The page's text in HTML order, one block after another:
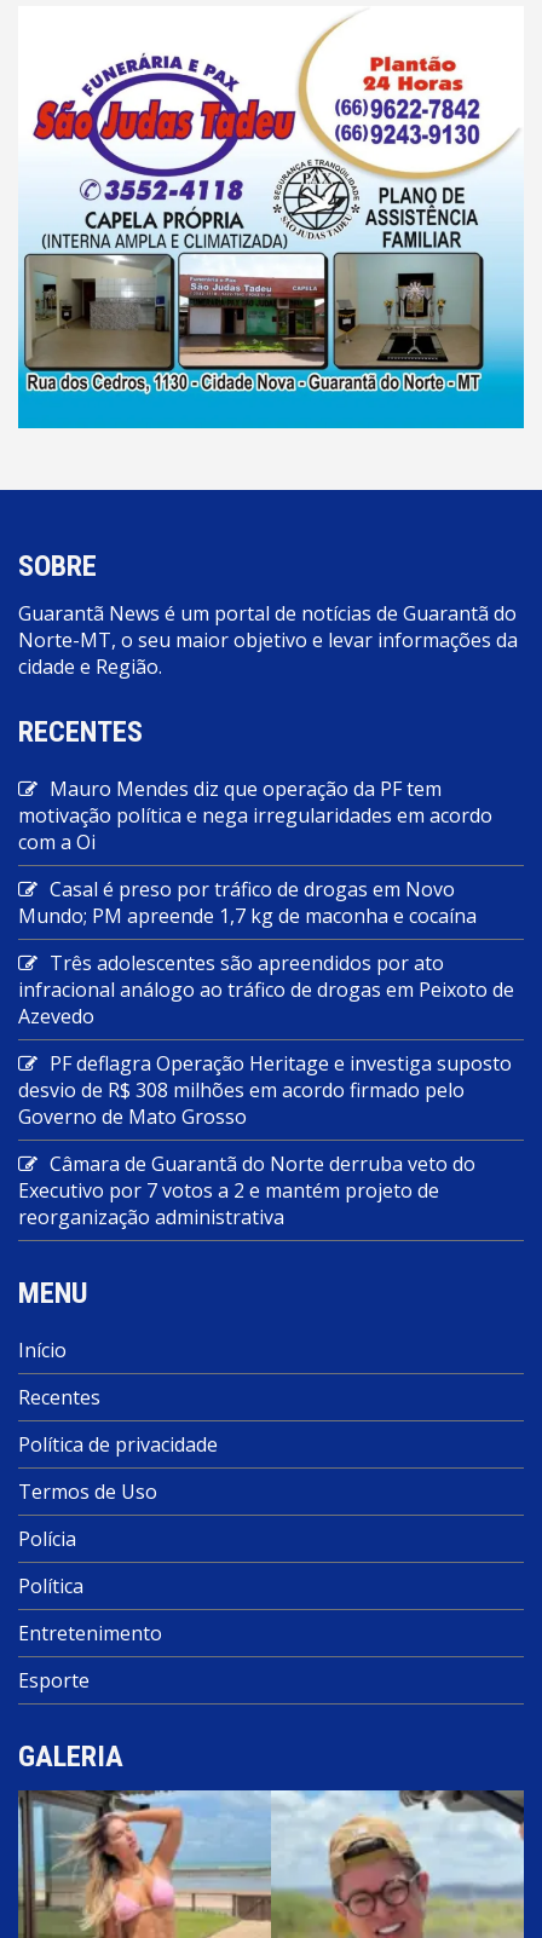
SOBRE
Guarantã News é um portal de notícias de Guarantã do
Norte-MT, o seu maior objetivo e levar informações da
cidade e Região.
RECENTES
Mauro Mendes diz que operação da PF tem
motivação política e nega irregularidades em acordo
com a Oi
Casal é preso por tráfico de drogas em Novo
Mundo; PM apreende 1,7 kg de maconha e cocaína
Três adolescentes são apreendidos por ato
infracional análogo ao tráfico de drogas em Peixoto de
Azevedo
PF deflagra Operação Heritage e investiga suposto
desvio de R$ 308 milhões em acordo firmado pelo
Governo de Mato Grosso
Câmara de Guarantã do Norte derruba veto do
Executivo por 7 votos a 2 e mantém projeto de
reorganização administrativa
MENU
Início
Recentes
Política de privacidade
Termos de Uso
Polícia
Política
Entretenimento
Esporte
GALERIA